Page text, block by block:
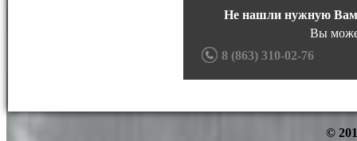
Не нашли нужную Вам
Вы
8 (863) 310-02-76
©